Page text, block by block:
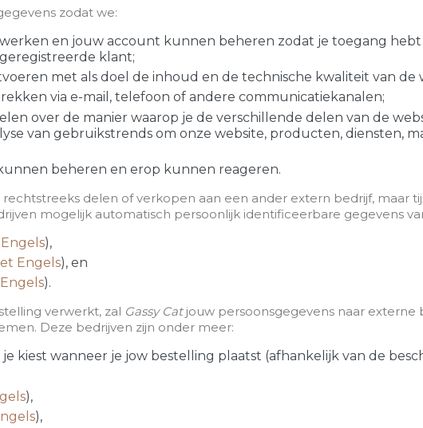
zodat we:
en jouw account kunnen beheren zodat je toegang
klant;
met als doel de inhoud en de technische kwaliteit van de
via e-mail, telefoon of andere communicatiekanalen;
over de manier waarop je de verschillende delen van de
van gebruikstrends om onze website, producten, diensten,
beheren en erop kunnen reageren.
delen of verkopen aan een ander extern bedrijf, maar
mogelijk automatisch persoonlijk identificeerbare gegevens
),
Engels), en
).
verwerkt, zal Gassy Catjouw persoonsgegevens naar externe
Deze bedrijven zijn onder meer:
kiest wanneer je jow bestelling plaatst (afhankelijk van de
),
),